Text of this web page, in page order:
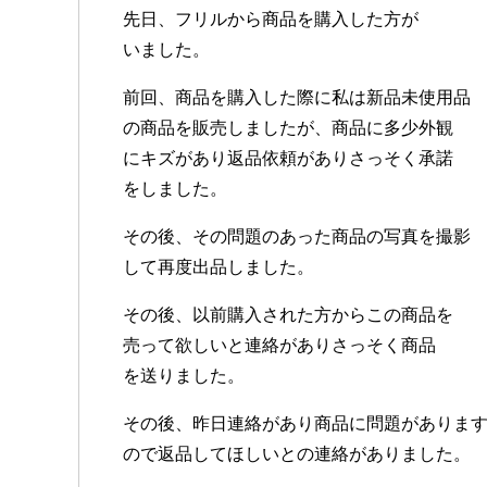
先日、フリルから商品を購入した方が
いました。
前回、商品を購入した際に私は新品未使用品
の商品を販売しましたが、商品に多少外観
にキズがあり返品依頼がありさっそく承諾
をしました。
その後、その問題のあった商品の写真を撮影
して再度出品しました。
その後、以前購入された方からこの商品を
売って欲しいと連絡がありさっそく商品
を送りました。
その後、昨日連絡があり商品に問題があります
ので返品してほしいとの連絡がありました。